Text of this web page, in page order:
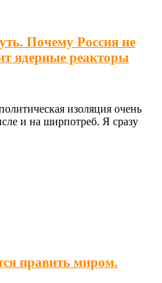
Почему Россия не
ядерные реакторы
изоляция очень
и на ширпотреб. Я сразу
править миром.